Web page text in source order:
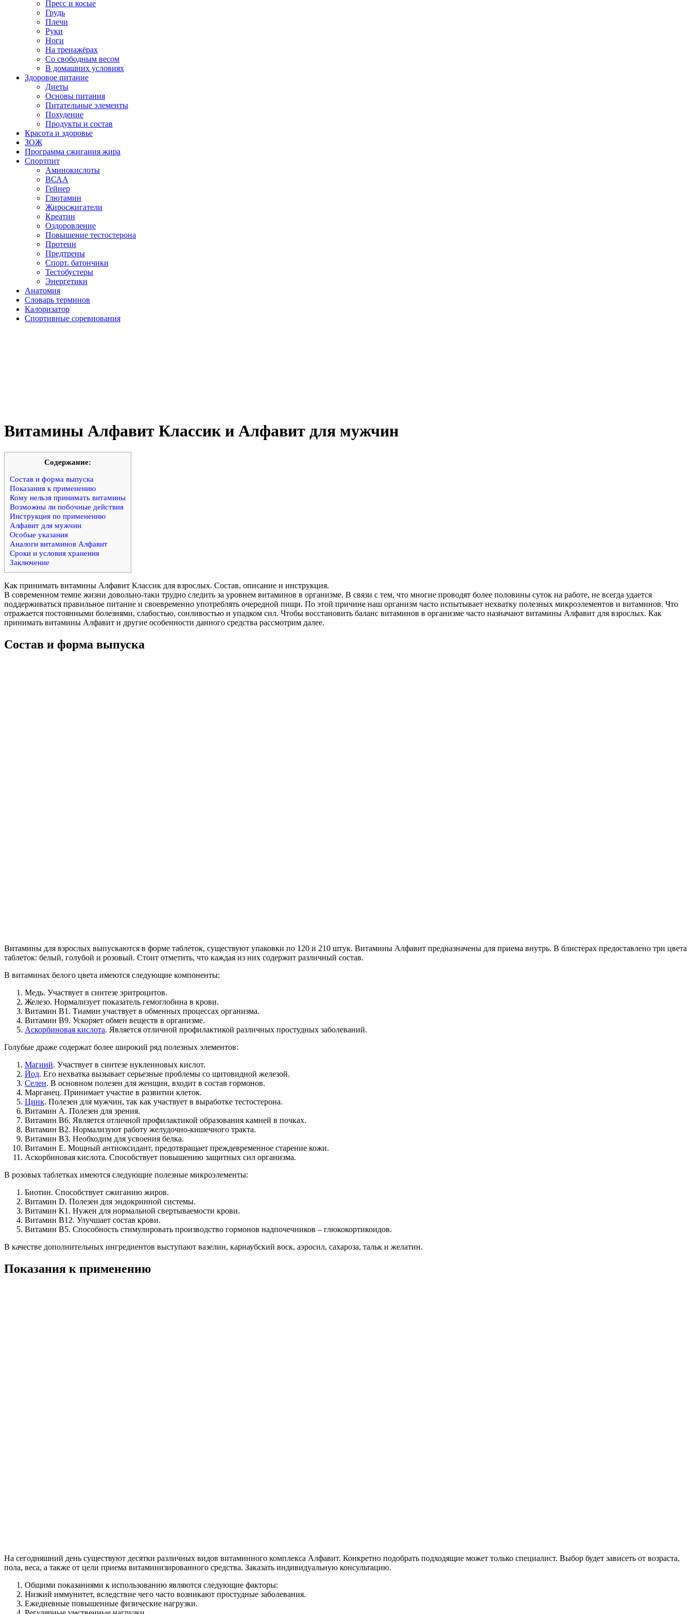
Пресс и косые
Грудь
Плечи
Руки
Ноги
На тренажёрах
Со свободным весом
В домашних условиях
Здоровое питание
Диеты
Основы питания
Питательные элементы
Похудение
Продукты и состав
Красота и здоровье
ЗОЖ
Программа сжигания жира
Спортпит
Аминокислоты
ВСАА
Гейнер
Глютамин
Жиросжигатели
Креатин
Оздоровление
Повышение тестостерона
Протеин
Предтрены
Спорт. батончики
Тестобустеры
Энергетики
Анатомия
Словарь терминов
Калоризатор
Спортивные соревнования
Витамины Алфавит Классик и Алфавит для мужчин
Cодержание:
Состав и форма выпуска
Показания к применению
Кому нельзя принимать витамины
Возможны ли побочные действия
Инструкция по применению
Алфавит для мужчин
Особые указания
Аналоги витаминов Алфавит
Сроки и условия хранения
Заключение
Как принимать витамины Алфавит Классик для взрослых. Состав, описание и инструкция.
В современном темпе жизни довольно-таки трудно следить за уровнем витаминов в организме. В связи с тем, что многие проводят более половины суток на работе, не всегда удается
поддерживаться правильное питание и своевременно употреблять очередной пищи. По этой причине наш организм часто испытывает нехватку полезных микроэлементов и витаминов. Что
отражается постоянными болезнями, слабостью, сонливостью и упадком сил. Чтобы восстановить баланс витаминов в организме часто назначают витамины Алфавит для взрослых. Как
принимать витамины Алфавит и другие особенности данного средства рассмотрим далее.
Состав и форма выпуска
Витамины для взрослых выпускаются в форме таблеток, существуют упаковки по 120 и 210 штук. Витамины Алфавит предназначены для приема внутрь. В блистерах предоставлено три цвета
таблеток: белый, голубой и розовый. Стоит отметить, что каждая из них содержит различный состав.
В витаминах белого цвета имеются следующие компоненты:
Медь. Участвует в синтезе эритроцитов.
Железо. Нормализует показатель гемоглобина в крови.
Витамин В1. Тиамин участвует в обменных процессах организма.
Витамин В9. Ускоряет обмен веществ в организме.
Аскорбиновая кислота. Является отличной профилактикой различных простудных заболеваний.
Голубые драже содержат более широкий ряд полезных элементов:
Магний. Участвует в синтезе нуклеиновых кислот.
Йод. Его нехватка вызывает серьезные проблемы со щитовидной железой.
Селен. В основном полезен для женщин, входит в состав гормонов.
Марганец. Принимает участие в развитии клеток.
Цинк. Полезен для мужчин, так как участвует в выработке тестостерона.
Витамин А. Полезен для зрения.
Витамин В6. Является отличной профилактикой образования камней в почках.
Витамин В2. Нормализуют работу желудочно-кишечного тракта.
Витамин В3. Необходим для усвоения белка.
Витамин Е. Мощный антиоксидант, предотвращает преждевременное старение кожи.
Аскорбиновая кислота. Способствует повышению защитных сил организма.
В розовых таблетках имеются следующие полезные микроэлементы:
Биотин. Способствует сжиганию жиров.
Витамин D. Полезен для эндокринной системы.
Витамин К1. Нужен для нормальной свертываемости крови.
Витамин В12. Улучшает состав крови.
Витамин В5. Способность стимулировать производство гормонов надпочечников – глюкокортикоидов.
В качестве дополнительных ингредиентов выступают вазелин, карнаубский воск, аэросил, сахароза, тальк и желатин.
Показания к применению
На сегодняшний день существуют десятки различных видов витаминного комплекса Алфавит. Конкретно подобрать подходящие может только специалист. Выбор будет зависеть от возраста,
пола, веса, а также от цели приема витаминизированного средства. Заказать индивидуальную консультацию.
Общими показаниями к использованию являются следующие факторы:
Низкий иммунитет, вследствие чего часто возникают простудные заболевания.
Ежедневные повышенные физические нагрузки.